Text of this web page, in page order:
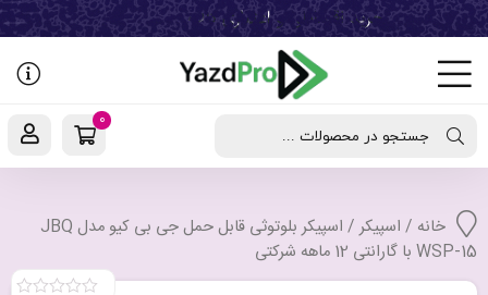
جستجو در محصولات ...
0
خانه / اسپیکر
/ اسپیکر بلوتوثی قابل حمل جی بی کیو مدل JBQ
WSP-15 با گارانتی 12 ماهه شرکتی